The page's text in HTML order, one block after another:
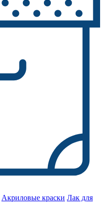
Акриловые краски Лак для